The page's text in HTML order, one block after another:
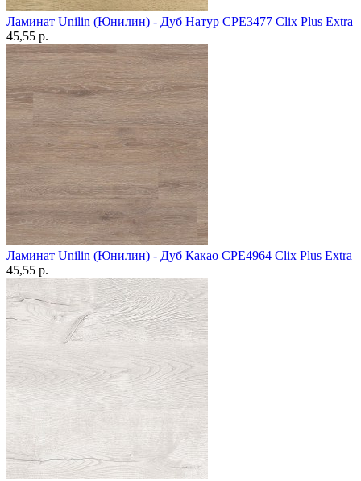
Ламинат Unilin (Юнилин) - Дуб Натур CPE3477 Clix Plus Extra
45,55 p.
Ламинат Unilin (Юнилин) - Дуб Какао CPE4964 Clix Plus Extra
45,55 p.